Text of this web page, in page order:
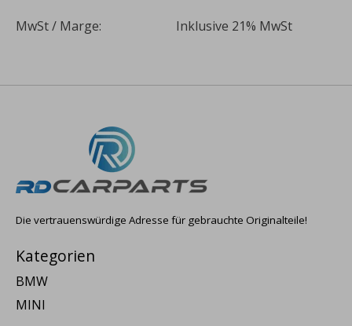
MwSt / Marge: Inklusive 21% MwSt
Die vertrauenswürdige Adresse für gebrauchte Originalteile!
Kategorien
BMW
MINI